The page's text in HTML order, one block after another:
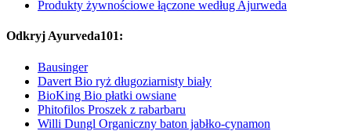
Produkty żywnościowe łączone według Ajurweda
Odkryj Ayurveda101:
Bausinger
Davert Bio ryż długoziarnisty biały
BioKing Bio płatki owsiane
Phitofilos Proszek z rabarbaru
Willi Dungl Organiczny baton jabłko-cynamon